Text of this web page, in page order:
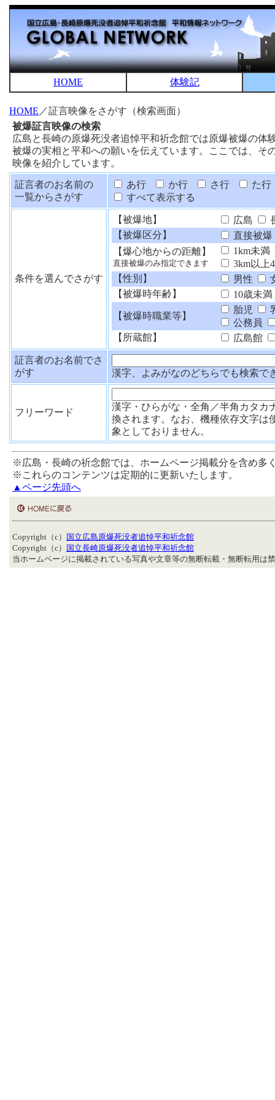
HOME 体験記
HOME ／証言映像をさがす（検索画面）
被爆証言映像の検索
広島と長崎の原爆死没者追悼平和祈念館では原爆被爆の
被爆の実相と平和への願いを伝えています。ここでは、
映像を紹介しています。
証言者のお名前の
一覧からさがす
あ行 か行 さ行
た行
すべて表示する
条件を選んでさがす
【被爆地】 広島
【被爆区分】
直接被爆
【爆心地からの距離】
直接被爆のみ指定できます
1km未満
3km以上
【性別】
男性
【被爆時年齢】
10歳未満
【被爆時職業等】
胎児
公務員
【所蔵館】
広島館
証言者のお名前でさ
がす
漢字、よみがなのどちらでも検索で
フリーワード
漢字・ひらがな・全角／半角カタカ
換されます。なお、機種依存文字は
象としておりません。
※広島・長崎の祈念館では、ホームページ掲載分を含め多
※これらのコンテンツは定期的に更新いたします。
▲ページ先頭へ
Copyright（c）
国立広島原爆死没者追悼平和祈念館
Copyright（c）
国立長崎原爆死没者追悼平和祈念館
当ホームページに掲載されている写真や文章等の無断転載・無断転用は